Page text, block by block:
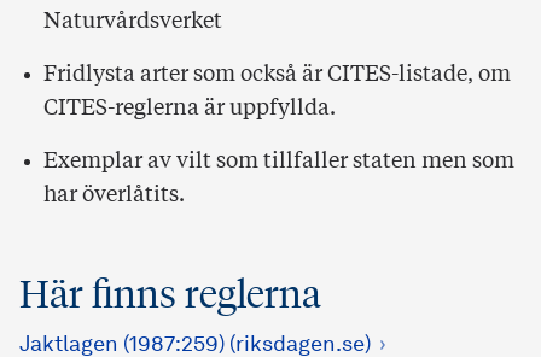
Naturvårdsverket
Fridlysta arter som också är CITES-listade, om
CITES-reglerna är uppfyllda.
Exemplar av vilt som tillfaller staten men som
har överlåtits.
Här finns reglerna
Jaktlagen (1987:259) (riksdagen.se)